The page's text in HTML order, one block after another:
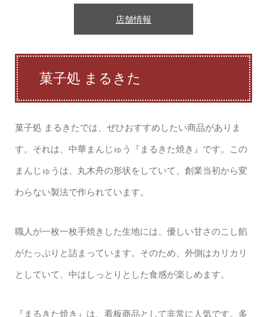
店舗情報
菓子処 まるきた
菓子処 まるきたでは、ぜひおすすめしたい商品がありま
す。それは、中華まんじゅう『まるきた焼き』です。この
まんじゅうは、丸木舟の形状をしていて、創業当初から変
わらない製法で作られています。
職人が一枚一枚手焼きした生地には、優しい甘さのこし餡
がたっぷりと詰まっています。そのため、外側はカリカリ
としていて、中はしっとりとした食感が楽しめます。
『まるきた焼き』は、看板商品として非常に人気です。多